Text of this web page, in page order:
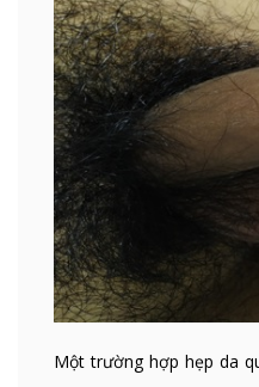
Một trường hợp hẹp da